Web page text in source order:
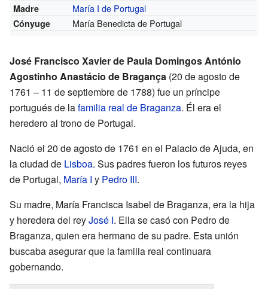
Madre María I de Portugal
Cónyuge María Benedicta de Portugal
José Francisco Xavier de Paula Domingos António
Agostinho Anastácio de Bragança (20 de agosto de
1761 – 11 de septiembre de 1788) fue un príncipe
portugués de lafamilia real de Braganza. Él era el
heredero al trono de Portugal.
Nació el 20 de agosto de 1761 en el Palacio de Ajuda, en
la ciudad de Lisboa. Sus padres fueron los futuros reyes
de Portugal, María I y Pedro III.
Su madre, María Francisca Isabel de Braganza, era la hija
y heredera del reyJosé I. Ella se casó con Pedro de
Braganza, quien era hermano de su padre. Esta unión
buscaba asegurar que la familia real continuara
gobernando.